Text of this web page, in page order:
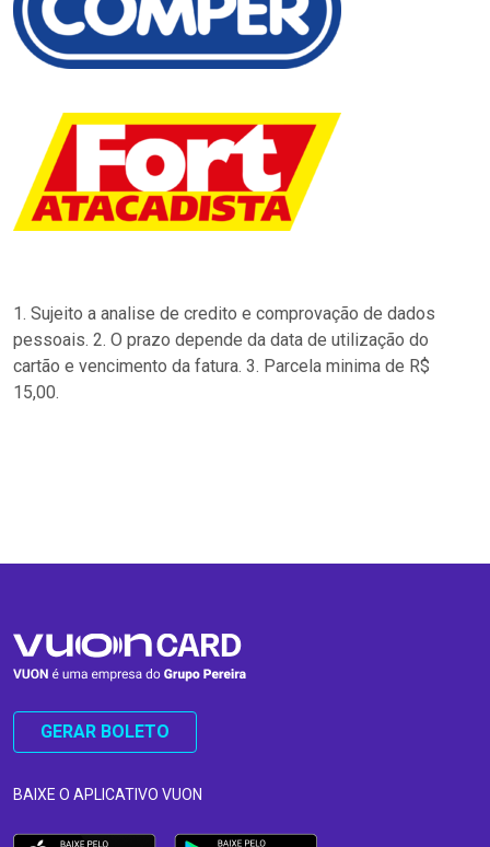
1. Sujeito a analise de credito e comprovação de dados
pessoais. 2. O prazo depende da data de utilização do
cartão e vencimento da fatura. 3. Parcela minima de R$
15,00.
GERAR BOLETO
BAIXE O APLICATIVO VUON